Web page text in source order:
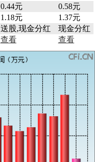
0.44元
0.58元
1.18元
1.37元
送股,现金分红
现金分红
查看 查看